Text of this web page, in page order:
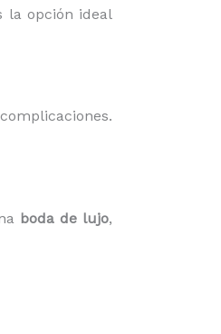
la opción ideal
boda de lujo,